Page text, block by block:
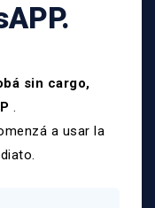
sin cargo,
.
a usar la